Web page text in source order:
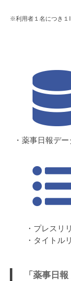
※利用者１名につき１
・薬事日報デ
・プレスリ
・タイトル
「薬事日